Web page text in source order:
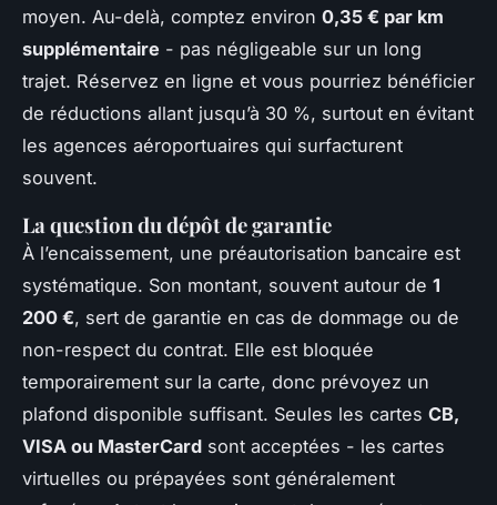
moyen. Au-delà, comptez environ 0,35 € par km
supplémentaire - pas négligeable sur un long
trajet. Réservez en ligne et vous pourriez bénéficier
de réductions allant jusqu’à 30 %, surtout en évitant
les agences aéroportuaires qui surfacturent
souvent.
La question du dépôt de garantie
À l’encaissement, une préautorisation bancaire est
systématique. Son montant, souvent autour de 1
200 €, sert de garantie en cas de dommage ou de
non-respect du contrat. Elle est bloquée
temporairement sur la carte, donc prévoyez un
plafond disponible suffisant. Seules les cartes CB,
VISA ou MasterCard sont acceptées - les cartes
virtuelles ou prépayées sont généralement